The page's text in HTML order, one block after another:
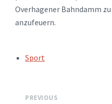
Overhagener Bahndamm
anzufeuern.
TAGS:Sport
PREVIOUS